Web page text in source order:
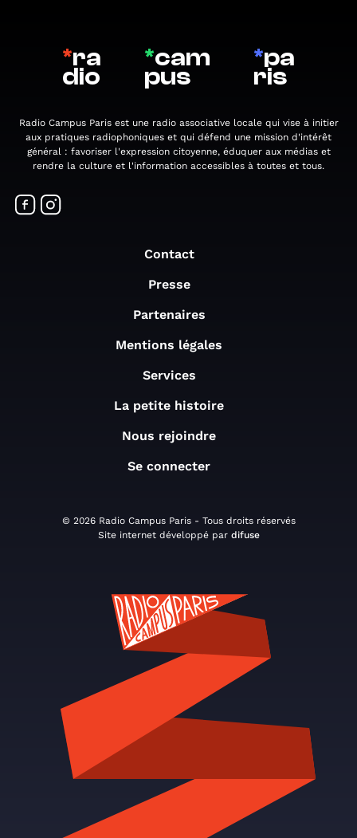
*ra
dio
*cam
pus
*pa
ris
Radio Campus Paris est une radio associative locale qui vise à initier
aux pratiques radiophoniques et qui défend une mission d'intérêt
général : favoriser l'expression citoyenne, éduquer aux médias et
rendre la culture et l'information accessibles à toutes et tous.
Contact
Presse
Partenaires
Mentions légales
Services
La petite histoire
Nous rejoindre
Se connecter
© 2026 Radio Campus Paris - Tous droits réservés
Site internet développé par difuse